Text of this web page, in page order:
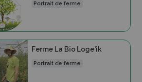
Portrait de ferme
Ferme La Bio Loge'ik
Portrait de ferme